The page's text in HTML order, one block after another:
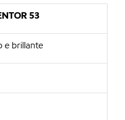
53
e brillante